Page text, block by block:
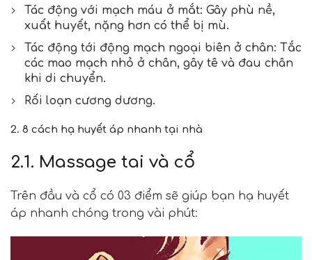
Tác động với mạch máu ở mắt: Gây phù nề,
xuất huyết, nặng hơn có thể bị mù.
Tác động tới động mạch ngoại biên ở chân: Tắc
các mao mạch nhỏ ở chân, gây tê và đau chân
khi di chuyển.
Rối loạn cương dương.
2. 8 cách hạ huyết áp nhanh tại nhà
2.1. Massage tai và cổ
Trên đầu và cổ có 03 điểm sẽ giúp bạn hạ huyết
áp nhanh chóng trong vài phút: